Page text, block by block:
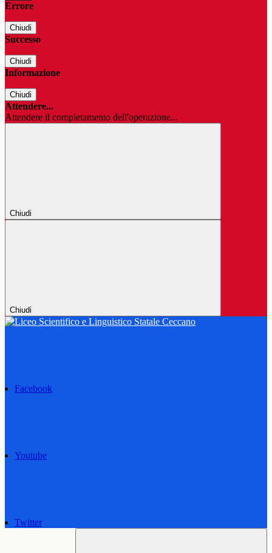
Errore
Chiudi
Successo
Chiudi
Informazione
Chiudi
Attendere...
Attendere il completamento dell'operazione...
Chiudi
Chiudi
Facebook
Youtube
Twitter